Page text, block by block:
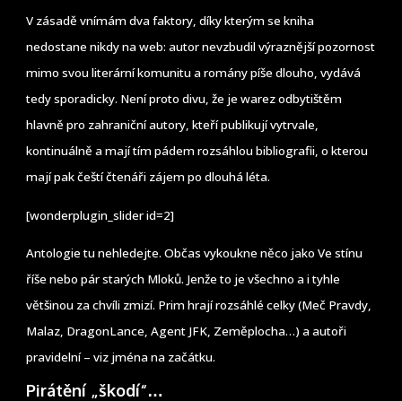
V zásadě vnímám dva faktory, díky kterým se kniha
nedostane nikdy na web: autor nevzbudil výraznější pozornost
mimo svou literární komunitu a romány píše dlouho, vydává
tedy sporadicky. Není proto divu, že je warez odbytištěm
hlavně pro zahraniční autory, kteří publikují vytrvale,
kontinuálně a mají tím pádem rozsáhlou bibliografii, o kterou
mají pak čeští čtenáři zájem po dlouhá léta.
[wonderplugin_slider id=2]
Antologie tu nehledejte. Občas vykoukne něco jako Ve stínu
říše nebo pár starých Mloků. Jenže to je všechno a i tyhle
většinou za chvíli zmizí. Prim hrají rozsáhlé celky (Meč Pravdy,
Malaz, DragonLance, Agent JFK, Zeměplocha…) a autoři
pravidelní – viz jména na začátku.
Pirátění „škodí“…